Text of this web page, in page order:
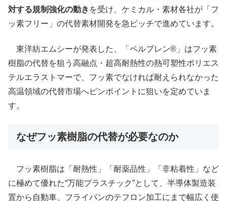
対する規制強化の動き を受け、ケミカル・素材各社が「フ
ッ素フリー」の代替素材開発を急ピッチで進めています。
東洋紡エムシーが発表した、「ペルプレン®」はフッ素
樹脂の代替を狙う高融点・超高耐熱性の熱可塑性ポリエス
テルエラストマーで、フッ素でなければ耐えられなかった
高温領域の代替市場へピンポイントに狙いを定めていま
す。
なぜフッ素樹脂の代替が必要なのか
フッ素樹脂は「耐熱性」「耐薬品性」「非粘着性」など
に極めて優れた“万能プラスチック”として、半導体製造装
置から自動車、フライパンのテフロン加工にまで幅広く使